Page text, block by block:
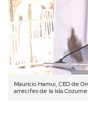
Mauricio Hamui, CEO de
arrecifes de la Isla